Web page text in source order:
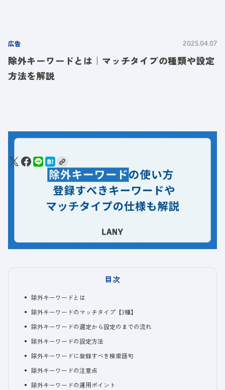
広告 2025.04.07
除外キーワードとは｜マッチタイプの種類や設定
方法を解説
目次
除外キーワードとは
除外キーワードのマッチタイプ【3種】
除外キーワードの選定から設定のまでの流れ
除外キーワードの設定方法
除外キーワードに登録すべき検索語句
除外キーワードの注意点
除外キーワードの運用ポイント